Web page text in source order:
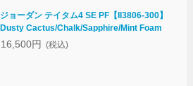
ジョーダン テイタム4 SE PF【II3806-300】
Dusty Cactus/Chalk/Sapphire/Mint Foam
16,500円 (税込)